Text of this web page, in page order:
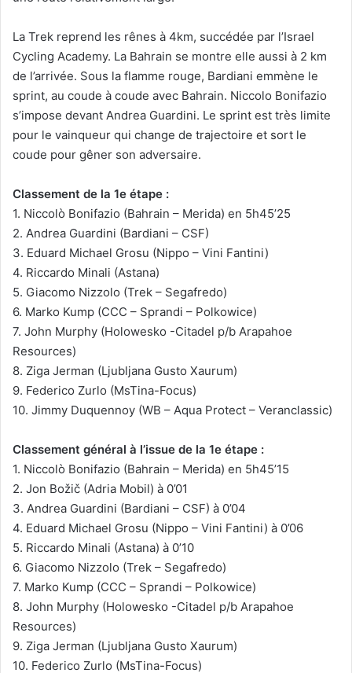
La Trek reprend les rênes à 4km, succédée par l’Israel
Cycling Academy. La Bahrain se montre elle aussi à 2 km
de l’arrivée. Sous la flamme rouge, Bardiani emmène le
sprint, au coude à coude avec Bahrain. Niccolo Bonifazio
s’impose devant Andrea Guardini. Le sprint est très limite
pour le vainqueur qui change de trajectoire et sort le
coude pour gêner son adversaire.
Classement de la 1e étape :
1. Niccolò Bonifazio (Bahrain – Merida) en 5h45’25
2. Andrea Guardini (Bardiani – CSF)
3. Eduard Michael Grosu (Nippo – Vini Fantini)
4. Riccardo Minali (Astana)
5. Giacomo Nizzolo (Trek – Segafredo)
6. Marko Kump (CCC – Sprandi – Polkowice)
7. John Murphy (Holowesko -Citadel p/b Arapahoe
Resources)
8. Ziga Jerman (Ljubljana Gusto Xaurum)
9. Federico Zurlo (MsTina-Focus)
10. Jimmy Duquennoy (WB – Aqua Protect – Veranclassic)
Classement général à l’issue de la 1e étape :
1. Niccolò Bonifazio (Bahrain – Merida) en 5h45’15
2. Jon Božič (Adria Mobil) à 0’01
3. Andrea Guardini (Bardiani – CSF) à 0’04
4. Eduard Michael Grosu (Nippo – Vini Fantini) à 0’06
5. Riccardo Minali (Astana) à 0’10
6. Giacomo Nizzolo (Trek – Segafredo)
7. Marko Kump (CCC – Sprandi – Polkowice)
8. John Murphy (Holowesko -Citadel p/b Arapahoe
Resources)
9. Ziga Jerman (Ljubljana Gusto Xaurum)
10. Federico Zurlo (MsTina-Focus)